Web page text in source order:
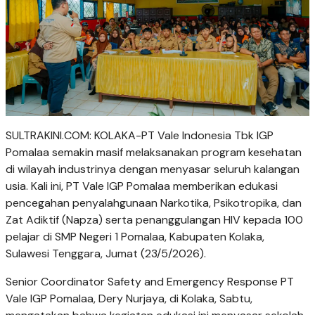
SULTRAKINI.COM: KOLAKA-PT Vale Indonesia Tbk IGP
Pomalaa semakin masif melaksanakan program kesehatan
di wilayah industrinya dengan menyasar seluruh kalangan
usia. Kali ini, PT Vale IGP Pomalaa memberikan edukasi
pencegahan penyalahgunaan Narkotika, Psikotropika, dan
Zat Adiktif (Napza) serta penanggulangan HIV kepada 100
pelajar di SMP Negeri 1 Pomalaa, Kabupaten Kolaka,
Sulawesi Tenggara, Jumat (23/5/2026).
Senior Coordinator Safety and Emergency Response PT
Vale IGP Pomalaa, Dery Nurjaya, di Kolaka, Sabtu,